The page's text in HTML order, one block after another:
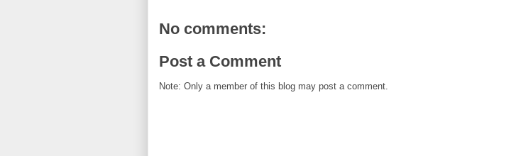
No comments:
Post a Comment
Note: Only a member of this blog may post a comment.